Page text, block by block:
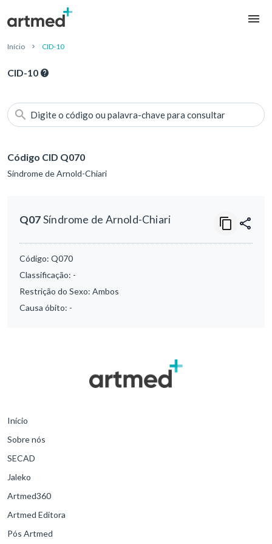
Início CID-10
CID-10
Digite o código ou palavra-chave para consultar
Código CID Q070
Síndrome de Arnold-Chiari
Q07Síndrome de Arnold-Chiari
Código: Q070
Classificação: -
Restrição do Sexo: Ambos
Causa óbito: -
Início
Sobre nós
SECAD
Jaleko
Artmed360
Artmed Editora
Pós Artmed